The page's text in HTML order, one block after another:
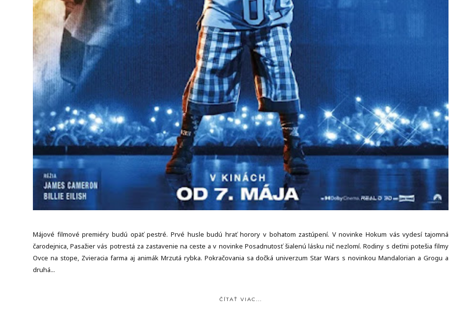
Májové filmové premiéry budú opäť pestré. Prvé husle budú hrať horory v bohatom zastúpení. V novinke Hokum vás vydesí tajomná
čarodejnica, Pasažier vás potrestá za zastavenie na ceste a v novinke Posadnutosť šialenú lásku nič nezlomí. Rodiny s deťmi potešia filmy
Ovce na stope, Zvieracia farma aj animák Mrzutá rybka. Pokračovania sa dočká univerzum Star Wars s novinkou Mandalorian a Grogu a
druhá...
ČÍTAŤ VIAC...